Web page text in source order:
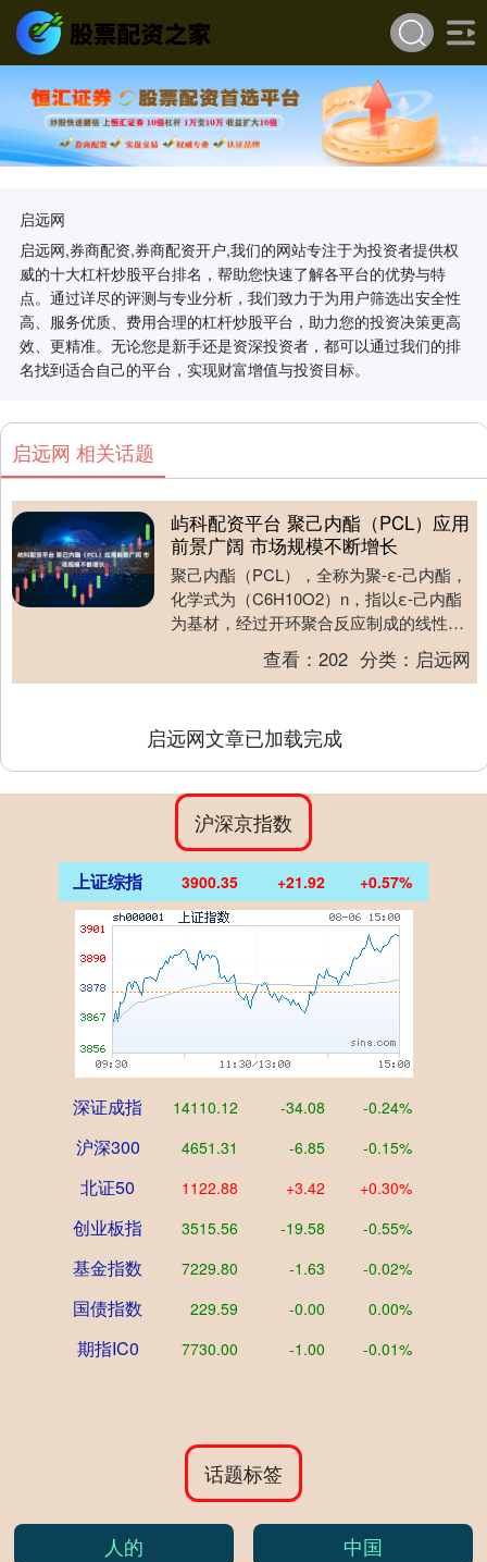
启远网
启远网,券商配资,券商配资开户,我们的网站专注于为投资者提供权
威的十大杠杆炒股平台排名，帮助您快速了解各平台的优势与特
点。通过详尽的评测与专业分析，我们致力于为用户筛选出安全性
高、服务优质、费用合理的杠杆炒股平台，助力您的投资决策更高
效、更精准。无论您是新手还是资深投资者，都可以通过我们的排
名找到适合自己的平台，实现财富增值与投资目标。
启远网 相关话题
屿科配资平台 聚己内酯（PCL）应用
前景广阔 市场规模不断增长
聚己内酯（PCL），全称为聚-ε-己内酯，
化学式为（C6H10O2）n，指以ε-己内酯
为基材，经过开环聚合反应制成的线性脂
肪族聚酯。聚己内酯分子链重复单元包含
查看：202 分类： 启远网
启远网文章已加载完成
沪深京指数
上证综指 3900.35 +21.92 +0.57%
深证成指 14110.12 -34.08 -0.24%
沪深300 4651.31 -6.85 -0.15%
北证50 1122.88 +3.42 +0.30%
创业板指 3515.56 -19.58 -0.55%
基金指数 7229.80 -1.63 -0.02%
国债指数 229.59 -0.00 0.00%
期指IC0 7730.00 -1.00 -0.01%
话题标签
人的
中国